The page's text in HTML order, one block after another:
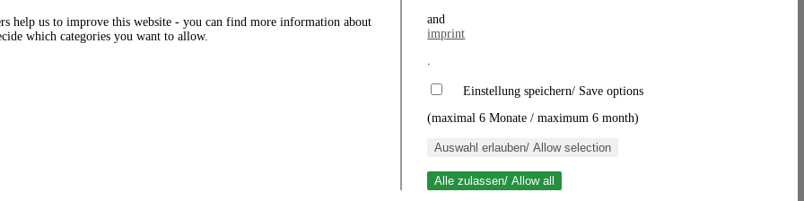
help us to improve this website - you can find more information about
which categories you want to allow.
and
imprint
.
Einstellung speichern/ Save options
(maximal 6 Monate / maximum 6 month)
Auswahl erlauben/ Allow selection
Alle zulassen/ Allow all